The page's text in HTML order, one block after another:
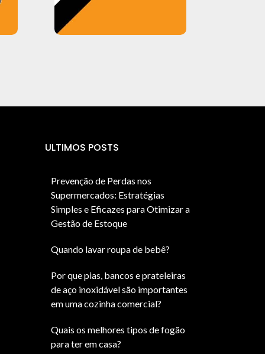
ULTIMOS POSTS
Prevenção de Perdas nos
Supermercados: Estratégias
Simples e Eficazes para Otimizar a
Gestão de Estoque
Quando lavar roupa de bebê?
Por que pias, bancos e prateleiras
de aço inoxidável são importantes
em uma cozinha comercial?
Quais os melhores tipos de fogão
para ter em casa?